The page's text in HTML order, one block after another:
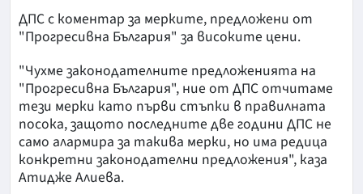
ДПС с коментар за мерките, предложени от
"Прогресивна България" за високите цени.
"Чухме законодателните предложенията на
"Прогресивна България", ние от ДПС отчитаме
тези мерки като първи стъпки в правилната
посока, защото последните две години ДПС не
само алармира за такива мерки, но има редица
конкретни законодателни предложения", каза
Атидже Алиева.